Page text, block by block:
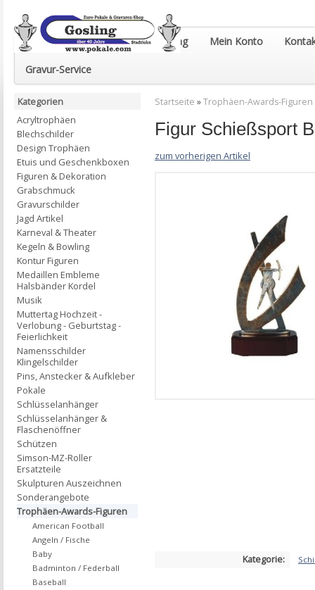
Euro-Pokale & Gravur-Shop Gosling Mein Konto
Gravur-Service
Startseite »Trophäen-Awards-Figuren
Figur Schießsport
zum vorherigen Artikel
Kategorie:
Kategorien
Acryltrophäen
Blechschilder
Design Trophäen
Etuis und Geschenkboxen
Figuren & Dekoration
Grabschmuck
Gravurschilder
Jagd Artikel
Karneval & Theater
Kegeln & Bowling
Kontur Figuren
Medaillen Embleme
Halsbänder Kordel
Musik
Muttertag Hochzeit -
Verlobung - Geburtstag -
Feierlichkeit
Namensschilder
Klingelschilder
Pins, Anstecker & Aufkleber
Pokale
Schlüsselanhänger
Schlüsselanhänger &
Flaschenöffner
Schützen
Simson-MZ-Roller
Ersatzteile
Skulpturen Auszeichnen
Sonderangebote
Trophäen-Awards-Figuren
American Football
Angeln / Fische
Baby
Badminton / Federball
Baseball